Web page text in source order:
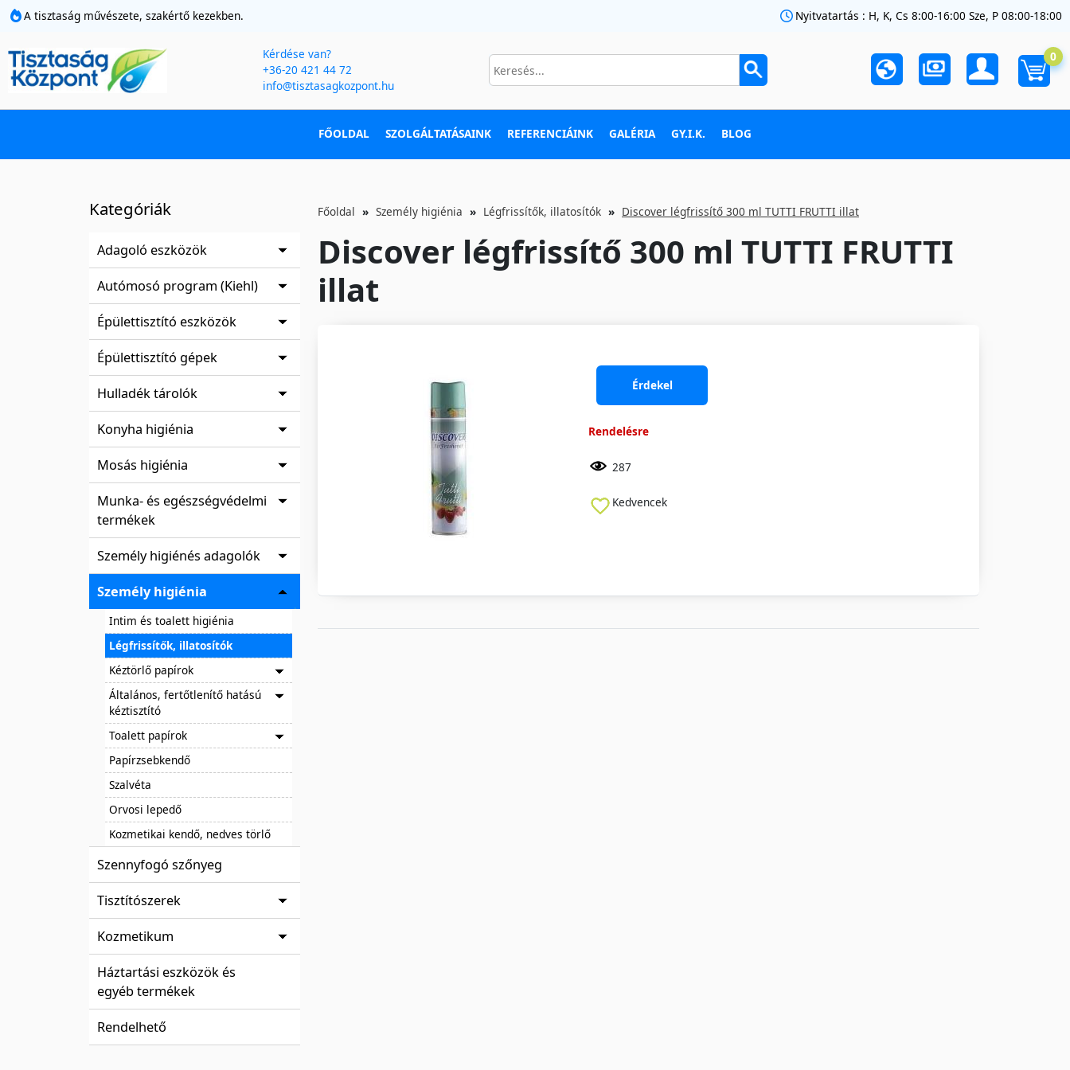
A tisztaság művészete, szakértő kezekben. Nyitvatartás : H, K, Cs 8:00-16:00 Sze, P 08:00-18:00
Kérdése van?
+36-20 421 44 72
info@tisztasagkozpont.hu
0
FŐOLDAL SZOLGÁLTATÁSAINK REFERENCIÁINK GALÉRIA GY.I.K. BLOG
Kategóriák
Adagoló eszközök
Autómosó program (Kiehl)
Épülettisztító eszközök
Épülettisztító gépek
Hulladék tárolók
Konyha higiénia
Mosás higiénia
Munka- és egészségvédelmi
termékek
Személy higiénés adagolók
Személy higiénia
Intim és toalett higiénia
Légfrissítők, illatosítók
Kéztörlő papírok
Általános, fertőtlenítő hatású
kéztisztító
Toalett papírok
Papírzsebkendő
Szalvéta
Orvosi lepedő
Kozmetikai kendő, nedves törlő
Szennyfogó szőnyeg
Tisztítószerek
Kozmetikum
Háztartási eszközök és
egyéb termékek
Rendelhető
Főoldal Személy higiénia Légfrissítők, illatosítók Discover légfrissítő 300 ml TUTTI FRUTTI illat
Discover légfrissítő 300 ml TUTTI FRUTTI
illat
Érdekel
Rendelésre
287
Kedvencek